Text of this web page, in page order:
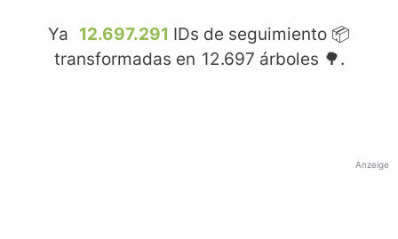
Ya 12.697.291 IDs de seguimiento 📦
transformadas en 12.697 árboles 🌳.
Anzeige